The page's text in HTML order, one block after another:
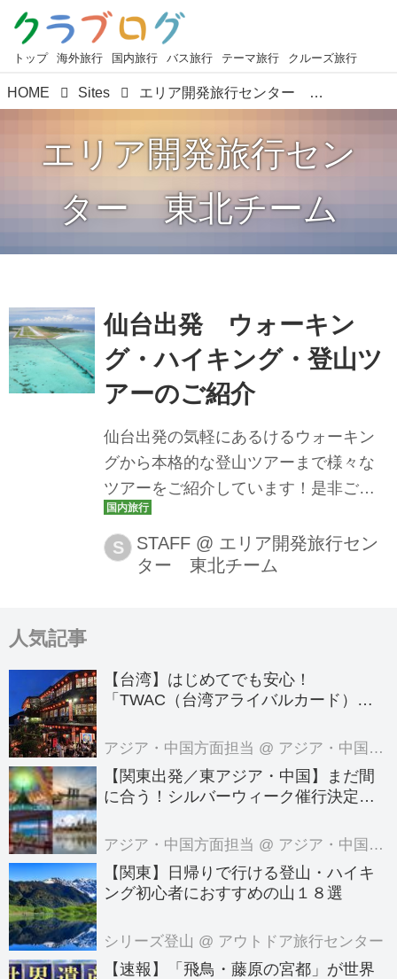
トップ 海外旅行 国内旅行 バス旅行 テーマ旅行 クルーズ旅行
HOME Sites エリア開発旅行センター 東北チーム
エリア開発旅行セン
ター 東北チーム
仙台出発 ウォーキン
グ・ハイキング・登山ツ
アーのご紹介
仙台出発の気軽にあるけるウォーキン
グから本格的な登山ツアーまで様々な
ツアーをご紹介しています！是非ご参
加ください！
S STAFF @ エリア開発旅行セン
ター 東北チーム
人気記事
【台湾】はじめてでも安心！
「TWAC（台湾アライバルカード）」
アジア・中国方面担当 @ アジア・中国旅行センター
【関東出発／東アジア・中国】まだ間
に合う！シルバーウィーク催行決定ツ
アジア・中国方面担当 @ アジア・中国旅行センター
【関東】日帰りで行ける登山・ハイキ
ング初心者におすすめの山１８選
シリーズ登山 @ アウトドア旅行センター
【速報】「飛鳥・藤原の宮都」が世界